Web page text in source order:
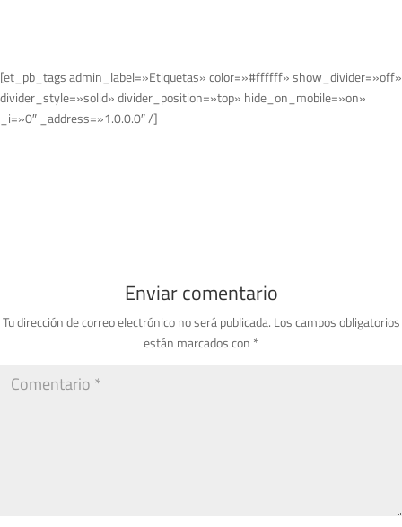
[et_pb_tags admin_label=»Etiquetas» color=»#ffffff» show_divider=»off»
divider_style=»solid» divider_position=»top» hide_on_mobile=»on»
_i=»0″ _address=»1.0.0.0″ /]
Enviar comentario
Tu dirección de correo electrónico no será publicada. Los campos obligatorios
están marcados con *